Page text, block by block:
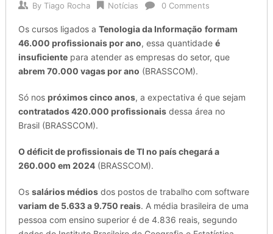
By Tiago Rocha Notícias 0 Comments
Os cursos ligados a Tenologia da Informação formam
46.000 profissionais por ano, essa quantidade é
insuficientepara atender as empresas do setor, que
abrem 70.000 vagas por ano (BRASSCOM).
Só nos próximos cinco anos, a expectativa é que sejam
contratados 420.000 profissionaisdessa área no
Brasil (BRASSCOM).
Odéficitde profissionais de TI no paíschegará a
260.000 em 2024(BRASSCOM).
Os salários médiosdos postos de trabalho com software
variam de 5.633 a 9.750 reais. A média brasileira de uma
pessoa com ensino superior é de 4.836 reais, segundo